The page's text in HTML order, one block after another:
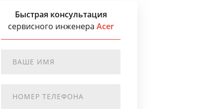
Быстрая консультация
сервисного инженера Acer